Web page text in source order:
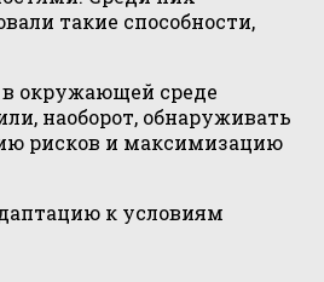
такие способности,
окружающей среде
наоборот, обнаруживать
рисков и максимизацию
к условиям